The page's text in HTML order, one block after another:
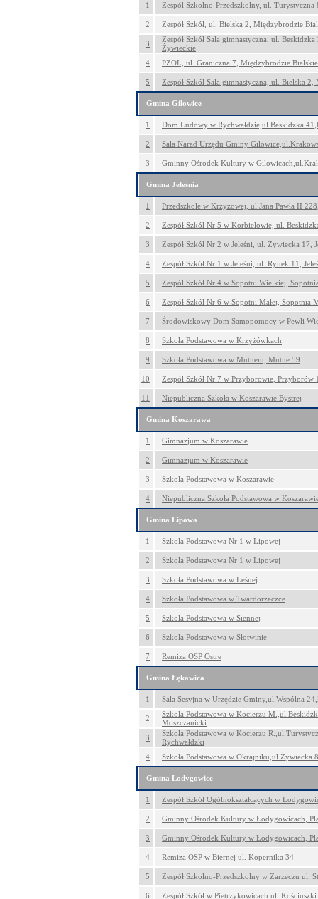
1 Zespól Szkolno-Przedszkolny, ul. Turystyczna
2 Zespół Szkół, ul. Bielska 2, Międzybrodzie
3
Zespół Szkół Sala gimnastyczna, ul.
Żywieckie
4
PZOL, ul. Graniczna 7, Międzybrodzie Bialskie
5 Zespół Szkół Sala gimnastyczna, ul. Bielska
Gmina Gilowice
1 Dom Ludowy w Rychwałdzie,ul.Beskidzka
2 Sala Narad Urzędu Gminy
3 Gminny Ośrodek Kultury w
Gmina Jeleśnia
1 Przedszkole w Krzyżowej, ul Jana Pawła II
2 Zespół Szkół Nr 5 w Korbielowie, ul.
3 Zespół Szkół Nr 2 w Jeleśni, ul. Żywiecka 17,
4 Zespół Szkół Nr 1 w Jeleśni, ul. Rynek 11,
5 Zespół Szkół Nr 4 w Sopotni Wielkiej,
6 Zespół Szkół Nr 6 w Sopotni Małej, Sopotnia
7 Środowiskowy Dom Samopomocy w Pewli
8 Szkoła Podstawowa w Krzyżówkach
9 Szkoła Podstawowa w Mutnem, Mutne 59
10 Zespół Szkół Nr 7 w Przyborowie, Przyborów
11 Niepubliczna Szkoła w Koszarawie Bystrej
Gmina Koszarawa
1 Gimnazjum w Koszarawie
2 Gimnazjum w Koszarawie
3 Szkoła Podstawowa w Koszarawie
4 Niepubliczna Szkoła Podstawowa w
Gmina Lipowa
1 Szkoła Podstawowa Nr 1 w Lipowej
2 Szkoła Podstawowa Nr 1 w Lipowej
3 Szkoła Podstawowa w Leśnej
4 Szkoła Podstawowa w Twardorzeczce
5 Szkoła Podstawowa w Siennej
6 Szkoła Podstawowa w Słotwinie
7 Remiza OSP Ostre
Gmina Łękawica
1 Sala Sesyjna w Urzędzie Gminy,ul.Wspólna
2
Szkoła Podstawowa w Kocierzu
Moszczanicki
3
Szkoła Podstawowa w Kocierzu
Rychwałdzki
4
Szkoła Podstawowa w Okrajniku,ul.Żywiecka
Gmina Łodygowice
1 Zespół Szkół Ogólnokształcących w
2 Gminny Ośrodek Kultury w Łodygowicach,
3 Gminny Ośrodek Kultury w Łodygowicach,
4 Remiza OSP w Biernej ul. Kopernika 34
5 Zespół Szkolno-Przedszkolny w Zarzeczu ul.
6 Zespół Szkół w Pietrzykowicach ul.